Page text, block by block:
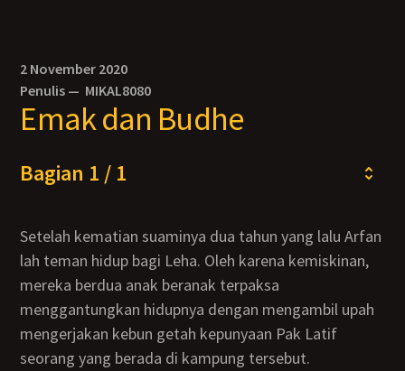
2 November 2020
Penulis — MIKAL8080
Emak dan Budhe
Bagian 1 / 1
Setelah kematian suaminya dua tahun yang lalu Arfan
lah teman hidup bagi Leha. Oleh karena kemiskinan,
mereka berdua anak beranak terpaksa
menggantungkan hidupnya dengan mengambil upah
mengerjakan kebun getah kepunyaan Pak Latif
seorang yang berada di kampung tersebut.